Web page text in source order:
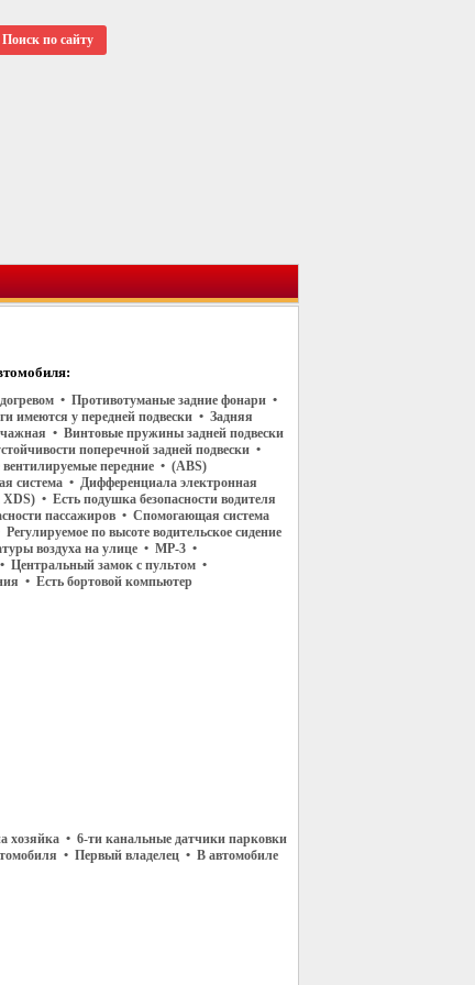
Поиск по сайту
• Противотуманые задние фонари •
имеются у передней подвески • Задняя
• Винтовые пружины задней подвески
поперечной задней подвески •
вентилируемые передние • (ABS)
система • Дифференциала электронная
• Есть подушка безопасности водителя
пассажиров • Спомогающая система
по высоте водительское сидение
воздуха на улице • МР-3 •
Центральный замок с пультом •
• Есть бортовой компьютер
хозяйка • 6-ти канальные датчики парковки
• Первый владелец • В автомобиле